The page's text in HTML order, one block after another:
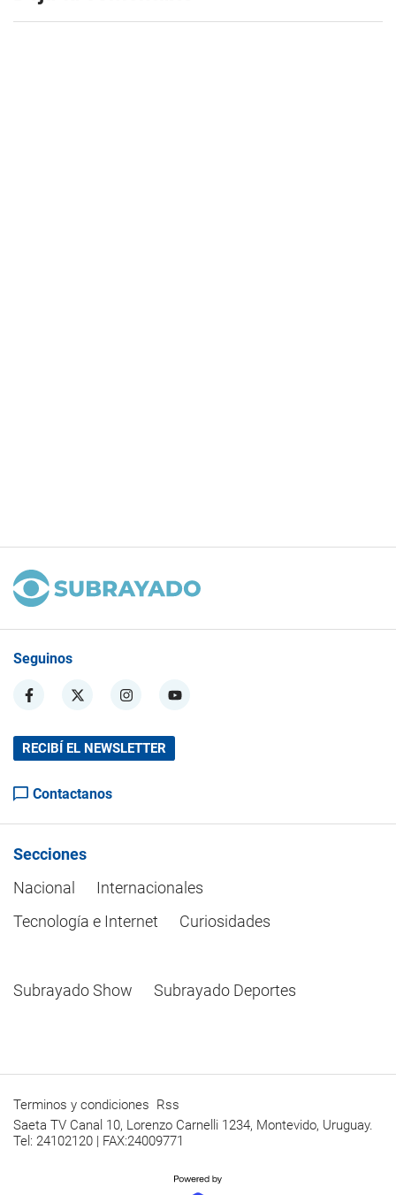
Seguinos
RECIBÍ EL NEWSLETTER
Contactanos
Secciones
Nacional
Internacionales
Tecnología e Internet
Curiosidades
Subrayado Show Subrayado Deportes
Terminos y condiciones Rss
Saeta TV Canal 10, Lorenzo Carnelli 1234, Montevido, Uruguay.
Tel: 24102120 | FAX:24009771